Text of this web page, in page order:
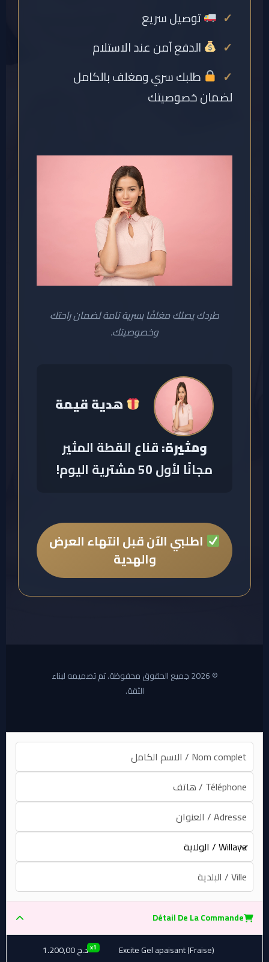
توصيل سريع
الدفع آمن عند الاستلام
طلبك سري ومغلف بالكامل
لضمان خصوصيتك
طردك يصلك مغلفًا بسرية تامة لضمان راحتك
وخصوصيتك.
هدية قيمة
ومثيرة:قناع القطة المثير
مجانًا لأول 50 مشترية اليوم!
اطلبي الآن قبل انتهاء العرض
والهدية
©
2026جميع الحقوق محفوظة. تم تصميمه لبناء
الثقة.
Détail De La Commande
Excite Gel apaisant (Fraise)
x1د.ج